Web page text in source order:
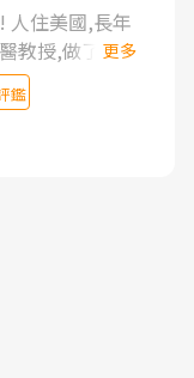
人住美國,長年
教授,做了各種
理徒手治療都
果有限,只是壓
響生活品質.
頭症候群專
更多
鑑